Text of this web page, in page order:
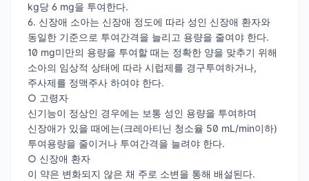
kg당 6 mg을 투여한다.
6. 신장애 소아는 신장애 정도에 따라 성인 신장애 환자와
동일한 기준으로 투여간격을 늘리고 용량을 줄여야 한다.
10 mg미만의 용량을 투여할 때는 정확한 양을 맞추기 위해
소아의 임상적 상태에 따라 시럽제를 경구투여하거나,
주사제를 정맥주사 하여야 한다.
○ 고령자
신기능이 정상인 경우에는 보통 성인 용량을 투여하며
신장애가 있을 때에는(크레아티닌 청소율 50 mL/min이하)
투여용량을 줄이거나 투여간격을 늘려야 한다.
○ 신장애 환자
이 약은 변화되지 않은 채 주로 소변을 통해 배설된다.